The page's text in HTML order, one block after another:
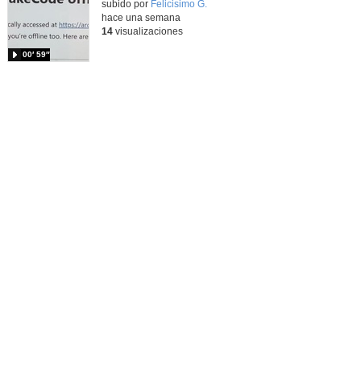
Contenido educativo.
subido por Felicisimo G.
00′ 59″
hace una semana
14visualizaciones